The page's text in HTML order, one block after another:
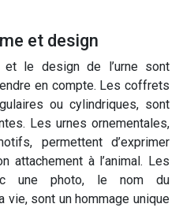
et design
le design de l’urne sont
en compte. Les coffrets
ou cylindriques, sont
Les urnes ornementales,
permettent d’exprimer
attachement à l’animal. Les
une photo, le nom du
sont un hommage unique